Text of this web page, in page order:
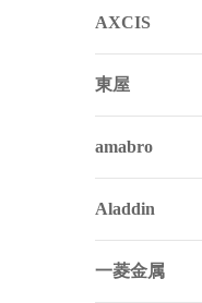
AXCIS
東屋
amabro
Aladdin
一菱金属